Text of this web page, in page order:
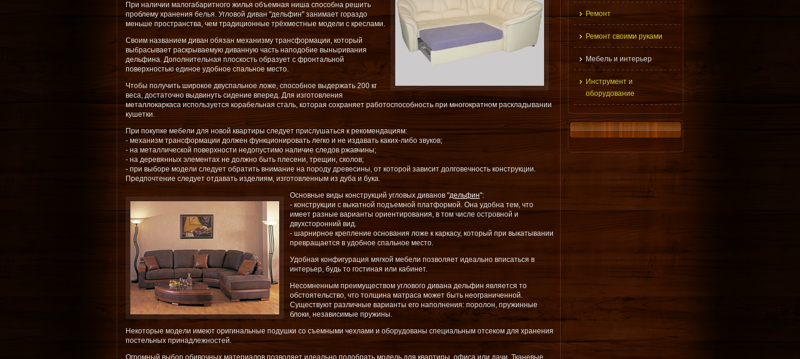
При наличии малогабаритного жилья объемная ниша способна решить
проблему хранения белья. Угловой диван "дельфин" занимает гораздо
меньше пространства, чем традиционные трёхместные модели с креслами.
Своим названием диван обязан механизму трансформации, который
выбрасывает раскрываемую диванную часть наподобие выныривания
дельфина. Дополнительная плоскость образует с фронтальной
поверхностью единое удобное спальное место.
Чтобы получить широкое двуспальное ложе, способное выдержать 200 кг
веса, достаточно выдвинуть сидение вперед. Для изготовления
металлокаркаса используется корабельная сталь, которая сохраняет работоспособность при многократном раскладывании
кушетки.
При покупке мебели для новой квартиры следует прислушаться к рекомендациям:
- механизм трансформации должен функционировать легко и не издавать каких-либо звуков;
- на металлической поверхности недопустимо наличие следов ржавчины;
- на деревянных элементах не должно быть плесени, трещин, сколов;
- при выборе модели следует обратить внимание на породу древесины, от которой зависит долговечность конструкции.
Предпочтение следует отдавать изделиям, изготовленным из дуба и бука.
Основные виды конструкций угловых диванов "дельфин":
- конструкции с выкатной подъемной платформой. Она удобна тем, что
имеет разные варианты ориентирования, в том числе островной и
двухсторонний вид.
- шарнирное крепление основания ложе к каркасу, который при выкатывании
превращается в удобное спальное место.
Удобная конфигурация мягкой мебели позволяет идеально вписаться в
интерьер, будь то гостиная или кабинет.
Несомненным преимуществом углового дивана дельфин является то
обстоятельство, что толщина матраса может быть неограниченной.
Существуют различные варианты его наполнения: поролон, пружинные
блоки, независимые пружины.
Некоторые модели имеют оригинальные подушки со съемными чехлами и оборудованы специальным отсеком для хранения
постельных принадлежностей.
Огромный выбор обивочных материалов позволяет идеально подобрать модель для квартиры, офиса или дачи. Тканевые
Ремонт
Ремонт своими руками
Мебель и интерьер
Инструмент и
оборудование